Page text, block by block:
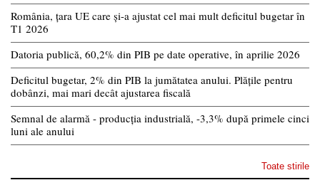
România, țara UE care și-a ajustat cel mai mult deficitul bugetar în
T1 2026
Datoria publică, 60,2% din PIB pe date operative, în aprilie 2026
Deficitul bugetar, 2% din PIB la jumătatea anului. Plățile pentru
dobânzi, mai mari decât ajustarea fiscală
Semnal de alarmă - producția industrială, -3,3% după primele cinci
luni ale anului
Toate stirile